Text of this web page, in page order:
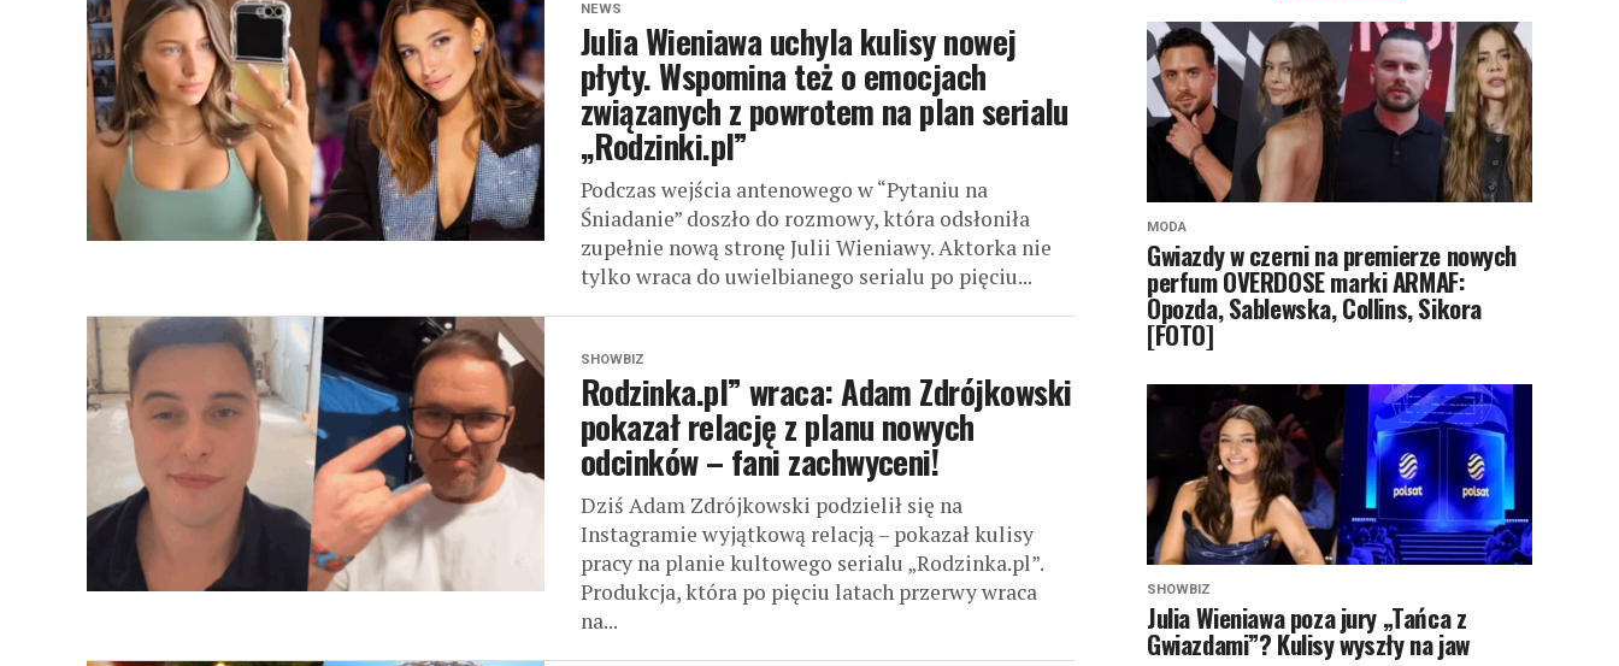
NEWS
Julia Wieniawa uchyla kulisy nowej
płyty. Wspomina też o emocjach
związanych z powrotem na plan serialu
„Rodzinki.pl”
Podczas wejścia antenowego w “Pytaniu na
Śniadanie” doszło do rozmowy, która odsłoniła
zupełnie nową stronę Julii Wieniawy. Aktorka nie
tylko wraca do uwielbianego serialu po pięciu...
SHOWBIZ
Rodzinka.pl” wraca: Adam Zdrójkowski
pokazał relację z planu nowych
odcinków – fani zachwyceni!
Dziś Adam Zdrójkowski podzielił się na
Instagramie wyjątkową relacją – pokazał kulisy
pracy na planie kultowego serialu „Rodzinka.pl”.
Produkcja, która po pięciu latach przerwy wraca
na...
MODA
Gwiazdy w czerni na premierze nowych
perfum OVERDOSE marki ARMAF:
Opozda, Sablewska, Collins, Sikora
[FOTO]
SHOWBIZ
Julia Wieniawa poza jury „Tańca z
Gwiazdami”? Kulisy wyszły na jaw